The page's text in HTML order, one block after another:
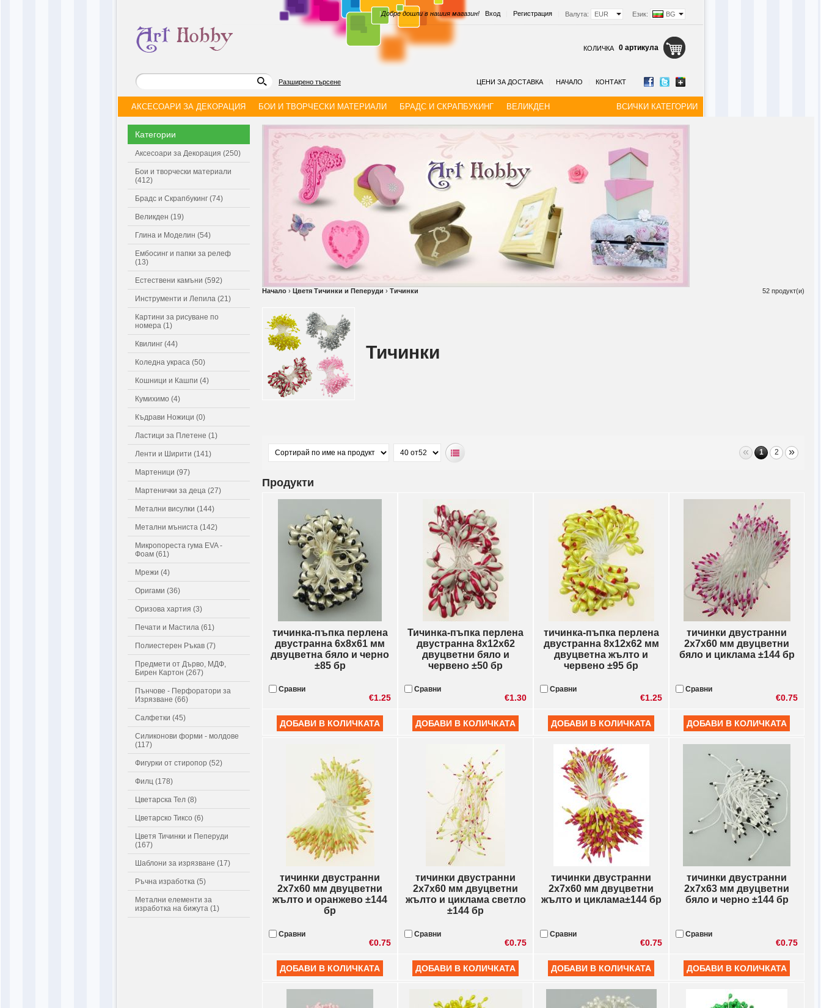
Език: BG
Валута: EUR
Вход Регистрация
Добре дошли в нашия магазин!
|
КОЛИЧКА 0 артикула
Разширено търсене ЦЕНИ ЗА ДОСТАВКА НАЧАЛО КОНТАКТ
АКСЕСОАРИ ЗА ДЕКОРАЦИЯ БОИ И ТВОРЧЕСКИ МАТЕРИАЛИ БРАДС И СКРАПБУКИНГ ВЕЛИКДЕН ВСИЧКИ КАТЕГОРИИ
Категории
Аксесоари за Декорация (250)
Бои и творчески материали
(412)
Брадс и Скрапбукинг (74)
Великден (19)
Глина и Моделин (54)
Ембосинг и папки за релеф
(13)
Естествени камъни (592)
Инструменти и Лепила (21)
Картини за рисуване по
номера (1)
Квилинг (44)
Коледна украса (50)
Кошници и Кашпи (4)
Кумихимо (4)
Къдрави Ножици (0)
Ластици за Плетене (1)
Ленти и Ширити (141)
Мартеници (97)
Мартенички за деца (27)
Метални висулки (144)
Метални мъниста (142)
Микропореста гума EVA -
Фоам (61)
Мрежи (4)
Оригами (36)
Оризова хартия (3)
Печати и Мастила (61)
Полиестерен Ръкав (7)
Предмети от Дърво, МДФ,
Бирен Картон (267)
Пънчове - Перфоратори за
Изрязване (66)
Салфетки (45)
Силиконови форми - молдове
(117)
Фигурки от стиропор (52)
Филц (178)
Цветарска Тел (8)
Цветарско Тиксо (6)
Цветя Тичинки и Пеперуди
(167)
Шаблони за изрязване (17)
Ръчна изработка (5)
Метални елементи за
изработка на бижута (1)
52 продукт(и)
Начало › Цветя Тичинки и Пеперуди › Тичинки
Тичинки
« 1 2 »
Продукти
тичинка-пъпка перлена
двустранна 6x8x61 мм
двуцветна бяло и черно
±85 бр
Тичинка-пъпка перлена
двустранна 8x12x62
двуцветни бяло и
червено ±50 бр
тичинка-пъпка перлена
двустранна 8x12x62 мм
двуцветна жълто и
червено ±95 бр
тичинки двустранни
2x7x60 мм двуцветни
бяло и циклама ±144 бр
Сравни
€1.25
Сравни
€1.30
Сравни
€1.25
Сравни
€0.75
тичинки двустранни
2x7x60 мм двуцветни
жълто и оранжево ±144
бр
тичинки двустранни
2x7x60 мм двуцветни
жълто и циклама светло
±144 бр
тичинки двустранни
2x7x60 мм двуцветни
жълто и циклама±144 бр
тичинки двустранни
2x7x63 мм двуцветни
бяло и черно ±144 бр
Сравни
€0.75
Сравни
€0.75
Сравни
€0.75
Сравни
€0.75